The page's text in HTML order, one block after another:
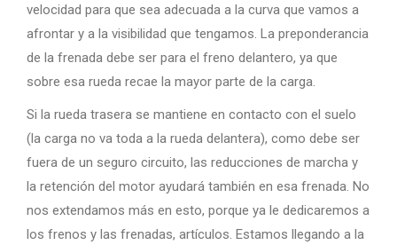
velocidad para que sea adecuada a la curva que vamos a
afrontar y a la visibilidad que tengamos. La preponderancia
de la frenada debe ser para el freno delantero, ya que
sobre esa rueda recae la mayor parte de la carga.
Si la rueda trasera se mantiene en contacto con el suelo
(la carga no va toda a la rueda delantera), como debe ser
fuera de un seguro circuito, las reducciones de marcha y
la retención del motor ayudará también en esa frenada. No
nos extendamos más en esto, porque ya le dedicaremos a
los frenos y las frenadas, artículos. Estamos llegando a la